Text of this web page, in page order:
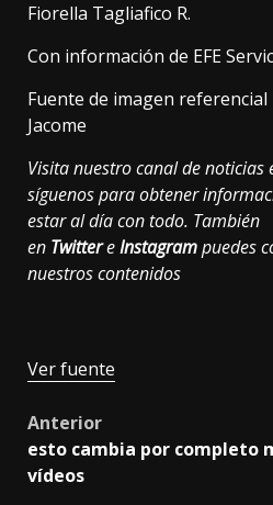
Fiorella Tagliafico R.
Con información de EFE
Fuente de imagen referencial
Jacome
Visita nuestro canal de noticias
síguenos para obtener
estar al día con todo. También
en TwittereInstagrampuedes
nuestros contenidos
Ver fuente
Post
navigation
Anterior
esto cambia por completo
vídeos